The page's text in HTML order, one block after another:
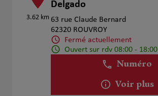
3.62 km
Delgado
63 rue Claude Bernard
62320 ROUVROY
Fermé actuellement
Ouvert sur rdv 08:00 - 18:00
Numéro
Voir plus